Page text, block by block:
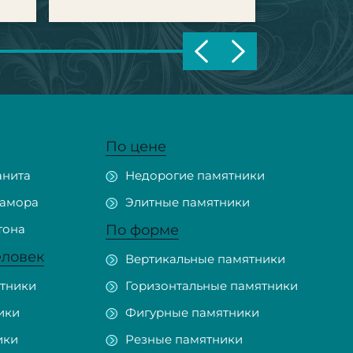
По цене
Недорогие памятники
Элитные памятники
По форме
Вертикальные памятники
Горизонтальные памятники
Фигурные памятники
Резные памятники